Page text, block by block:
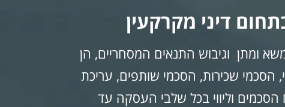
דיני מקרקעין
ומתן וגיבוש התנאים המסחריים, הן
הסכמי שכירות, הסכמי שותפים, עריכת
וליווי בכל שלבי העסקה עד